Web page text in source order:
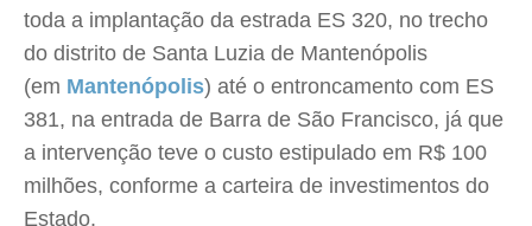
toda a implantação da estrada ES 320, no trecho
do distrito de Santa Luzia de Mantenópolis
(em Mantenópolis) até o entroncamento com ES
381, na entrada de Barra de São Francisco, já que
a intervenção teve o custo estipulado em R$ 100
milhões, conforme a carteira de investimentos do
Estado.